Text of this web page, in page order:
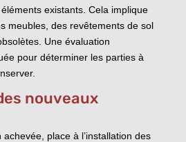
existants. Cela implique
meubles, des revêtements de sol
Une évaluation
pour déterminer les parties à
nouveaux
place à l’installation des